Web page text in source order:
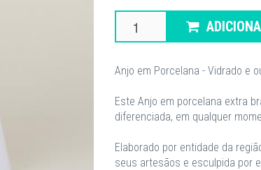
Anjo em Porcelana - Vidrado e
Este Anjo em porcelana extra
diferenciada, em qualquer
Elaborado por entidade da
seus artesãos e esculpida por